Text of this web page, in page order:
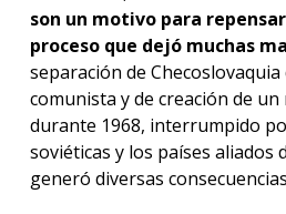
son un motivo para
proceso que dejó muchas
separación de
comunista y de creación de
durante 1968, interrumpido
soviéticas y los países aliados
generó diversas